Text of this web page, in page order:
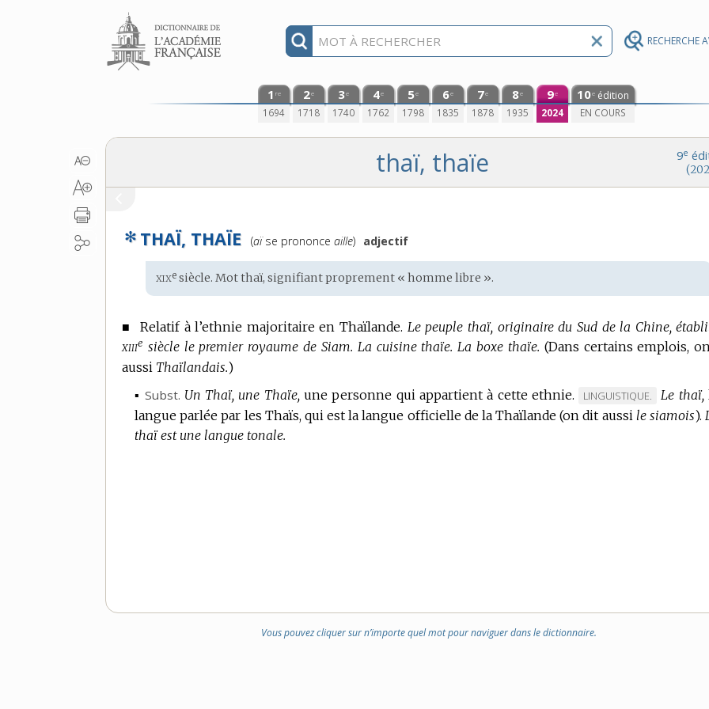
RECHERCHE
Aller au contenu
1 re
1694
2e
1718
3e
1740
4e
1762
5e
1798
6e
1835
7e
1878
8e
1935
9e
2024
10e édition
EN COURS
9e
thaï, thaïe
✻ THAÏ, THAÏE
Prononciation
(aïse prononceaille) adjectif
Étymologie
:
xixe siècle. Motthaï, signifiant proprement « homme libre ».
■ Relatif à l’ethnie majoritaire en Thaïlande. Le peuple thaï, originaire du Sud de la Chine,
xiiie siècle le premier royaume de Siam. La cuisine thaïe. La boxe thaïe. (Dans certains emplois,
aussi Thaïlandais.)
▪ Subst. Un Thaï, une Thaïe, une personne qui appartient à cette ethnie.
MARQUE
DE
LINGUISTIQUE. Le thaï,
langue parlée par les Thaïs, qui est la langue officielle de la Thaïlande (on dit aussi le siamois).
thaï est une langue tonale.
Vous pouvez cliquer sur n’importe quel mot pour naviguer dans le dictionnaire.